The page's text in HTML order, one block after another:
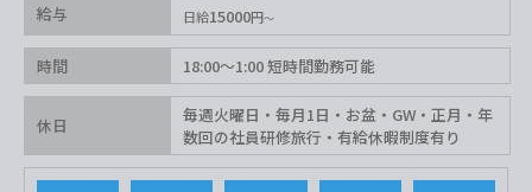
給与 日給15000円
時間 18:00〜1:00 短時間勤務可能
休日
毎週火曜日・毎月1日・お盆・GW・正月・年
数回の社員研修旅行・有給休暇制度有り